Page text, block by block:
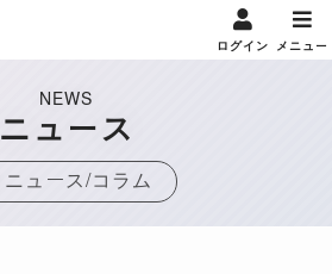
ログイン メニュー
NEWS
ニュース
ニュース/コラム